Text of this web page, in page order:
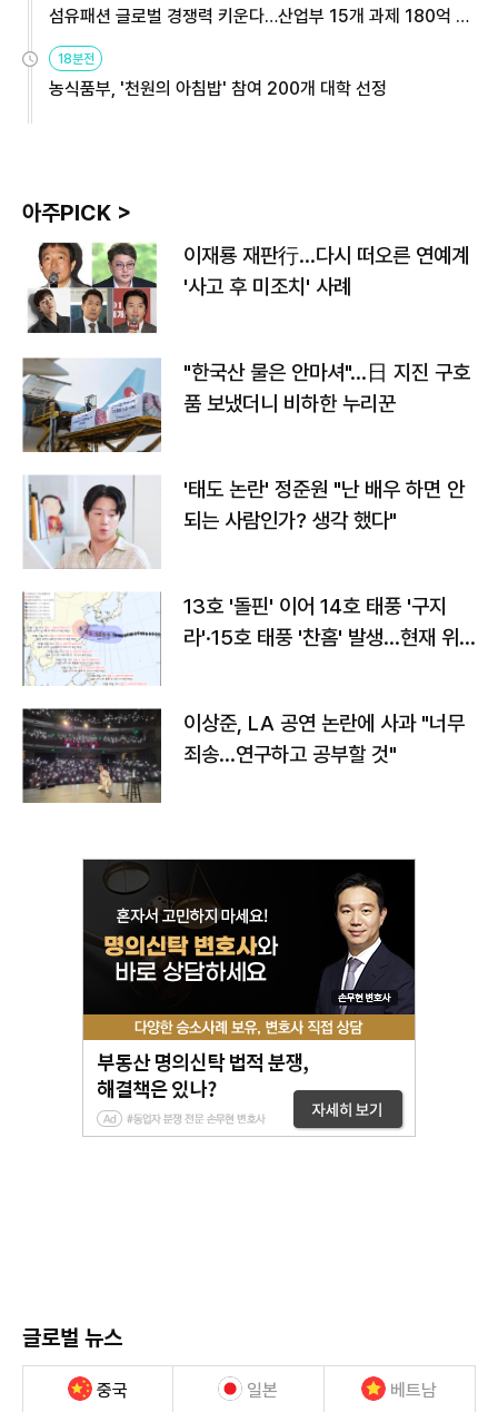
섬유패션 글로벌 경쟁력 키운다…산업부 15개 과제 180억 지
원
18분전
농식품부, '천원의 아침밥' 참여 200개 대학 선정
아주PICK >
이재룡 재판行…다시 떠오른 연예계
'사고 후 미조치' 사례
"한국산 물은 안마셔"…日 지진 구호
품 보냈더니 비하한 누리꾼
'태도 논란' 정준원 "난 배우 하면 안
되는 사람인가? 생각 했다"
13호 '돌핀' 이어 14호 태풍 '구지
라'·15호 태풍 '찬홈' 발생…현재 위
이상준, LA 공연 논란에 사과 "너무
죄송…연구하고 공부할 것"
글로벌 뉴스
중국 일본 베트남